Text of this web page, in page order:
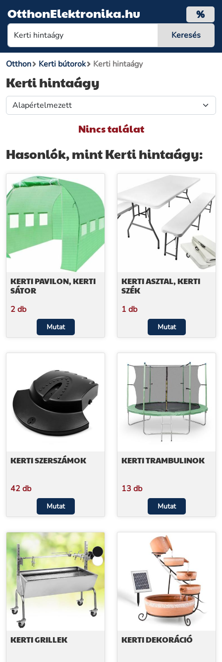
OtthonElektronika.hu %
Otthon Kerti bútorok Kerti hintaágy
Kerti hintaágy
Nincs találat
Hasonlók, mint Kerti hintaágy:
KERTI PAVILON, KERTI
SÁTOR
2 db
Mutat
KERTI ASZTAL, KERTI
SZÉK
1 db
Mutat
KERTI SZERSZÁMOK
42 db
Mutat
KERTI TRAMBULINOK
13 db
Mutat
KERTI GRILLEK KERTI DEKORÁCIÓ